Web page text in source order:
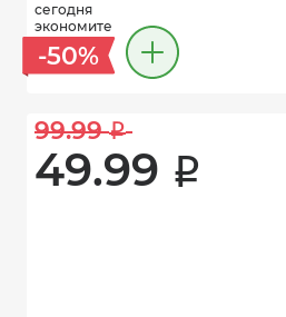
сегодня
экономите
-50%
99.99 i
49.99 i